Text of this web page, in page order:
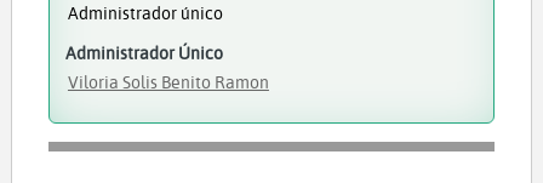
Administrador único
Administrador Único
Viloria Solis Benito Ramon